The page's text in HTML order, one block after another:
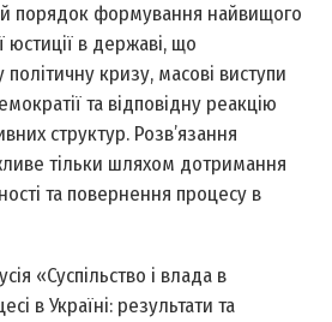
порядок формування найвищого
юстиції в державі, що
кризу, масові виступи
та відповідну реакцію
структур. Розв’язання
тільки шляхом дотримання
та повернення процесу в
«Суспільство і влада в
в Україні: результати та